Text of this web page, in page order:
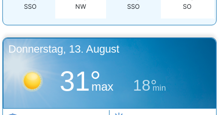
SSO
NW
SSO
SO
Donnerstag, 13. August
31°
max 18°
min